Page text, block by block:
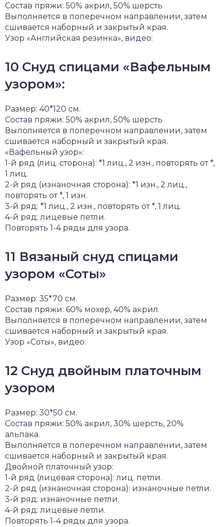
Состав пряжи: 50% акрил, 50% шерсть
Выполняется в поперечном направлении, затем
сшивается наборный и закрытый края.
Узор «Английская резинка», видео:
10 Снуд спицами «Вафельным
узором»:
Размер: 40*120 см.
Состав пряжи: 50% акрил, 50% шерсть
Выполняется в поперечном направлении, затем
сшивается наборный и закрытый края.
«Вафельный узор»:
1-й ряд (лиц. сторона): *1 лиц., 2 изн., повторять от *,
1 лиц.
2-й ряд (изнаночная сторона): *1 изн., 2 лиц.,
повторять от *, 1 изн.
3-й ряд: *1 лиц., 2 изн., повторять от *, 1 лиц.
4-й ряд: лицевые петли.
Повторять 1-4 ряды для узора.
11 Вязаный снуд спицами
узором «Соты»
Размер: 35*70 см.
Состав пряжи: 60% мохер, 40% акрил.
Выполняется в поперечном направлении, затем
сшивается наборный и закрытый края.
Узор «Соты», видео:
12 Снуд двойным платочным
узором
Размер: 30*50 см.
Состав пряжи: 50% акрил, 30% шерсть, 20%
альпака.
Выполняется в поперечном направлении, затем
сшивается наборный и закрытый края.
Двойной платочный узор:
1-й ряд (лицевая сторона): лиц. петли.
2-й ряд (изнаночная сторона): изнаночные петли.
3-й ряд: изнаночные петли.
4-й ряд: лицевые петли.
Повторять 1-4 ряды для узора.